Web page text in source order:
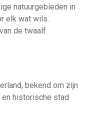
natuurgebieden in
elk wat wils.
de twaalf
bekend om zijn
historische stad